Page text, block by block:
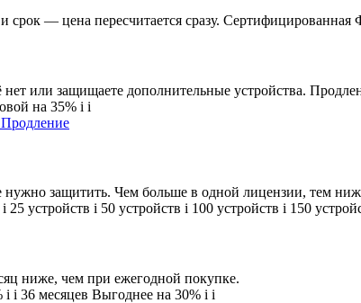
срок — цена пересчитается сразу.
или защищаете дополнительные устройства.
на 35% i i
нужно защитить. Чем больше в одной лицензии, тем
i 25 устройств i 50 устройств i 100 устройств i 150
ниже, чем при ежегодной покупке.
i i 36 месяцев Выгоднее на 30% i i